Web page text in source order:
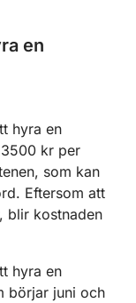
en
hyra en
kr per
som kan
Eftersom att
blir kostnaden
hyra en
börjar juni och